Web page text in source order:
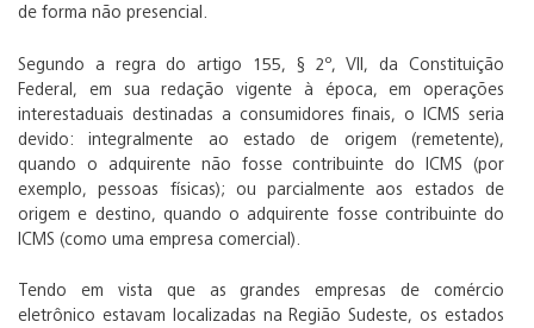
de forma não presencial.
Segundo a regra do artigo 155, § 2º, VII, da Constituição
Federal, em sua redação vigente à época, em operações
interestaduais destinadas a consumidores finais, o ICMS seria
devido: integralmente ao estado de origem (remetente),
quando o adquirente não fosse contribuinte do ICMS (por
exemplo, pessoas físicas); ou parcialmente aos estados de
origem e destino, quando o adquirente fosse contribuinte do
ICMS (como uma empresa comercial).
Tendo em vista que as grandes empresas de comércio
eletrônico estavam localizadas na Região Sudeste, os estados